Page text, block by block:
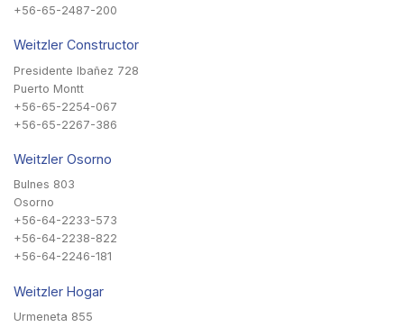
+56-65-2487-200
Weitzler Constructor
Presidente Ibañez 728
Puerto Montt
+56-65-2254-067
+56-65-2267-386
Weitzler Osorno
Bulnes 803
Osorno
+56-64-2233-573
+56-64-2238-822
+56-64-2246-181
Weitzler Hogar
Urmeneta 855